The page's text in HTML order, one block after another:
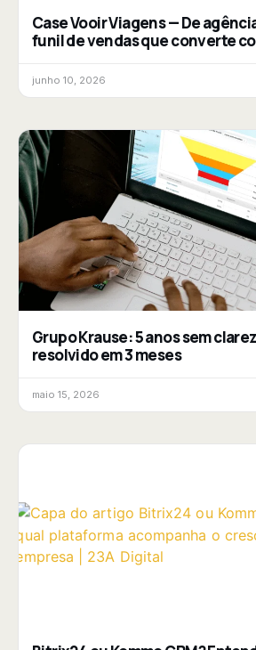
Case Vooir Viagens — De
funil de vendas que converte
junho 10, 2026
Grupo Krause: 5 anos sem
resolvido em 3 meses
maio 15, 2026